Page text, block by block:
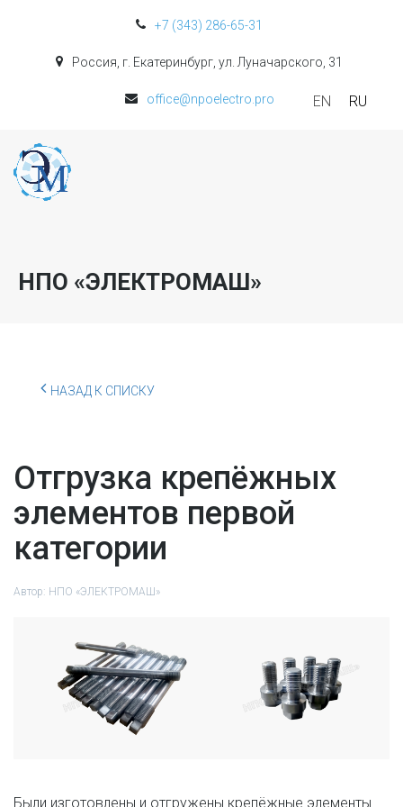
+7 (343) 286-65-31
Россия, г. Екатеринбург, ул. Луначарского, 31
office@npoelectro.pro EN RU
НПО «ЭЛЕКТРОМАШ»
НАЗАД К СПИСКУ
Отгрузка крепёжных
элементов первой
категории
Автор: НПО «ЭЛЕКТРОМАШ»
Были изготовлены и отгружены крепёжные элементы